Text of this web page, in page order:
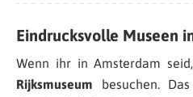
Eindrucksvolle Museen
Wenn ihr in Amsterdam
Rijksmuseum besuchen.